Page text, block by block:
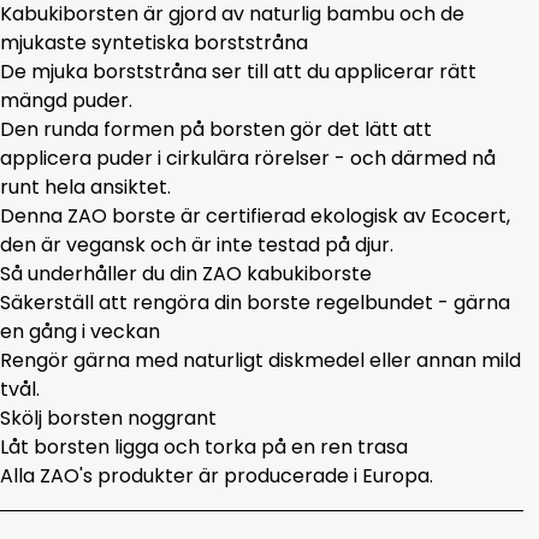
Kabukiborsten är gjord av naturlig bambu och de
mjukaste syntetiska borststråna
De mjuka borststråna ser till att du applicerar rätt
mängd puder.
Den runda formen på borsten gör det lätt att
applicera puder i cirkulära rörelser - och därmed nå
runt hela ansiktet.
Denna ZAO borste är certifierad ekologisk av Ecocert,
den är vegansk och är inte testad på djur.
Så underhåller du din ZAO kabukiborste
Säkerställ att rengöra din borste regelbundet - gärna
en gång i veckan
Rengör gärna med naturligt diskmedel eller annan mild
tvål.
Skölj borsten noggrant
Låt borsten ligga och torka på en ren trasa
Alla ZAO's produkter är producerade i Europa.